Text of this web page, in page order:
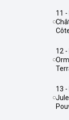
11 - Bonhoure / Guilheméry /
12 - Pont des Demoiselles /
13 - Rangueil / Sauzelong /